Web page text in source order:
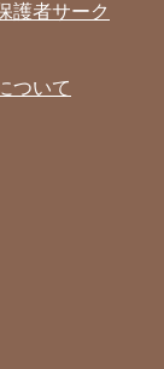
護者サーク
ついて